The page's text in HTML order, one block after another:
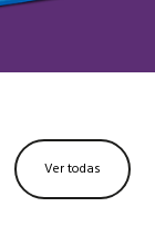
Ver todas